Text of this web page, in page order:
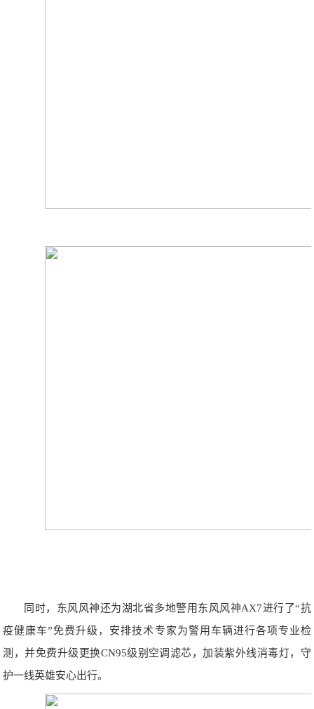
同时，东风风神还为湖北省多地警用东风风神AX7进行了“抗
疫健康车”免费升级，安排技术专家为警用车辆进行各项专业检
测，并免费升级更换CN95级别空调滤芯，加装紫外线消毒灯，守
护一线英雄安心出行。